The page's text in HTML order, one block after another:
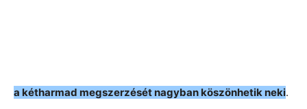
a kétharmad megszerzését nagyban köszönhetik neki.